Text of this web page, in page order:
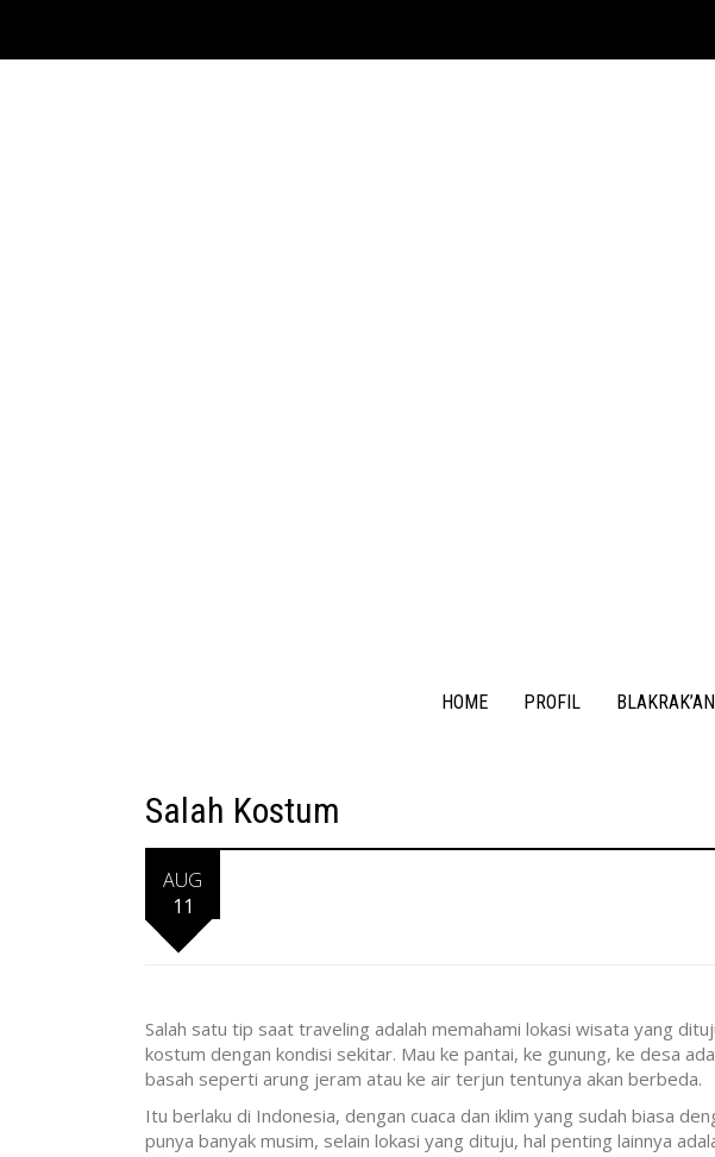
content
HOME PROFIL BLAKRAK’AN
Salah Kostum
AUG
11
Salah satu tip saat traveling adalah memahami lokasi wisata yang
kostum dengan kondisi sekitar. Mau ke pantai, ke gunung, ke desa
basah seperti arung jeram atau ke air terjun tentunya akan berbeda.
Itu berlaku di Indonesia, dengan cuaca dan iklim yang sudah biasa
punya banyak musim, selain lokasi yang dituju, hal penting lainnya